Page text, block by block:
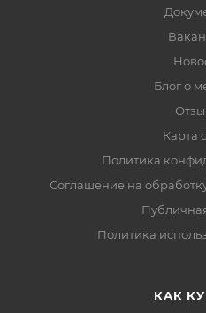
Блог о
Карта
Политика
Соглашение на
Политика
КАК